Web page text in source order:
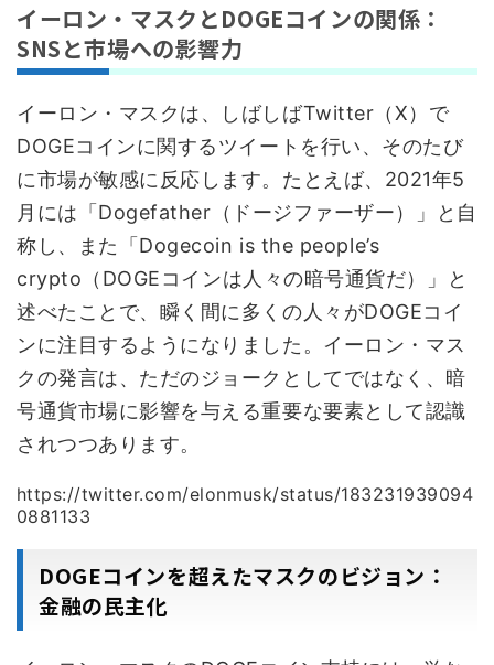
イーロン・マスクとDOGEコインの関係：
SNSと市場への影響力
イーロン・マスクは、しばしばTwitter（X）で
DOGEコインに関するツイートを行い、そのたび
に市場が敏感に反応します。たとえば、2021年5
月には「Dogefather（ドージファーザー）」と自
称し、また「Dogecoin is the people’s
crypto（DOGEコインは人々の暗号通貨だ）」と
述べたことで、瞬く間に多くの人々がDOGEコイ
ンに注目するようになりました。イーロン・マス
クの発言は、ただのジョークとしてではなく、暗
号通貨市場に影響を与える重要な要素として認識
されつつあります。
https://twitter.com/elonmusk/status/183231939094
0881133
DOGEコインを超えたマスクのビジョン：
金融の民主化